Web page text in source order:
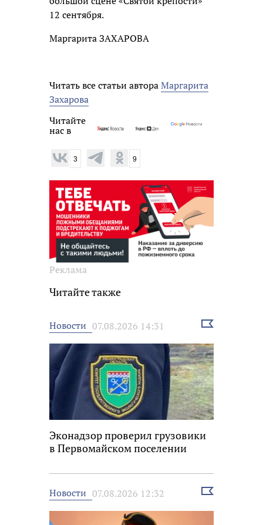
12 сентября.
Маргарита ЗАХАРОВА
Читать все статьи автораМаргарита
Захарова
Читайте
нас в
3 9
Реклама
Читайте также
Новости 07.08.2026 14:31
Выбрать
Эконадзор проверил грузовики
в Первомайском поселении
Новости 07.08.2026 12:32
Выбрать